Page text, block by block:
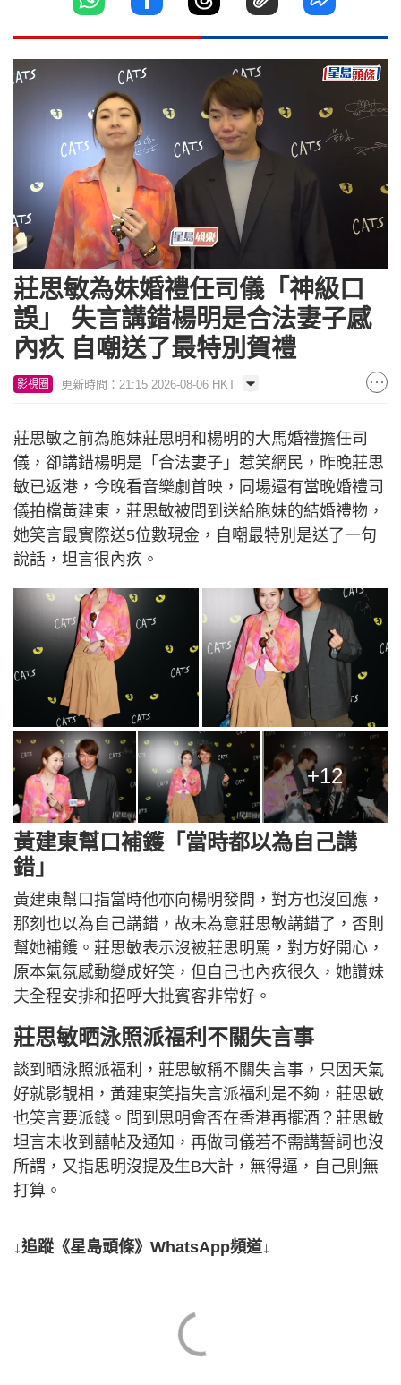
Unmute Loaded:
9.34%
莊思敏為妹婚禮任司儀「神級口
誤」 失言講錯楊明是合法妻子感
內疚 自嘲送了最特別賀禮
影視圈 更新時間：21:15 2026-08-06 HKT
莊思敏之前為胞妹莊思明和楊明的大馬婚禮擔任司
儀，卻講錯楊明是「合法妻子」惹笑網民，昨晚莊思
敏已返港，今晚看音樂劇首映，同場還有當晚婚禮司
儀拍檔黃建東，莊思敏被問到送給胞妹的結婚禮物，
她笑言最實際送5位數現金，自嘲最特別是送了一句
說話，坦言很內疚。
+12
黃建東幫口補鑊「當時都以為自己講
錯」
黃建東幫口指當時他亦向楊明發問，對方也沒回應，
那刻也以為自己講錯，故未為意莊思敏講錯了，否則
幫她補鑊。莊思敏表示沒被莊思明罵，對方好開心，
原本氣氛感動變成好笑，但自己也內疚很久，她讚妹
夫全程安排和招呼大批賓客非常好。
莊思敏晒泳照派福利不關失言事
談到晒泳照派福利，莊思敏稱不關失言事，只因天氣
好就影靚相，黃建東笑指失言派福利是不夠，莊思敏
也笑言要派錢。問到思明會否在香港再擺酒？莊思敏
坦言未收到囍帖及通知，再做司儀若不需講誓詞也沒
所謂，又指思明沒提及生B大計，無得逼，自己則無
打算。
↓追蹤《星島頭條》WhatsApp頻道↓